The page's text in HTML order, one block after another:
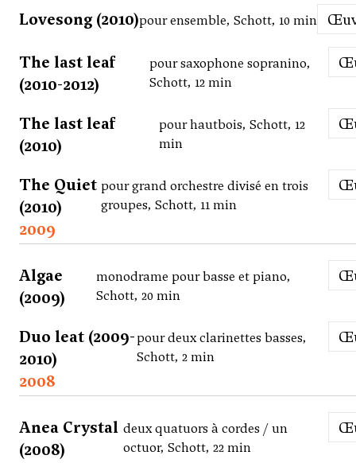
Lovesong (2010)pour ensemble, Schott, 10 min
The last leaf
(2010-2012)
pour saxophone sopranino,
Schott, 12 min
The last leaf
(2010)
pour hautbois, Schott, 12
min
The Quiet
(2010)
pour grand orchestre divisé en trois
groupes, Schott, 11 min
2009
Algae
(2009)
monodrame pour basse et piano,
Schott, 20 min
Duo leat (2009-
2010)
pour deux clarinettes basses,
Schott, 2 min
2008
Anea Crystal
(2008)
deux quatuors à cordes / un
octuor, Schott, 22 min